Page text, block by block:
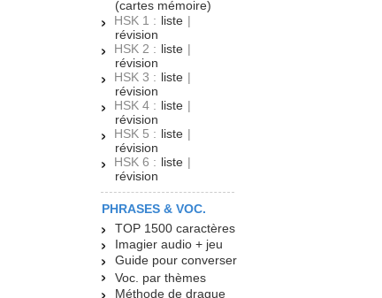
(cartes mémoire)
HSK 1 : liste |
révision
HSK 2 : liste |
révision
HSK 3 : liste |
révision
HSK 4 : liste |
révision
HSK 5 : liste |
révision
HSK 6 : liste |
révision
PHRASES & VOC.
TOP 1500 caractères
Imagier audio + jeu
Guide pour converser
Voc. par thèmes
Méthode de drague